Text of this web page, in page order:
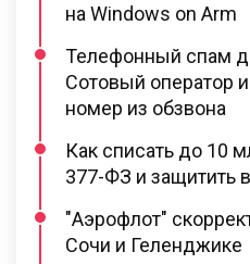
на Windows on Arm
Телефонный спам
Сотовый оператор
номер из обзвона
Как списать до 10
377-ФЗ и защитить
"Аэрофлот"
Сочи и Геленджике